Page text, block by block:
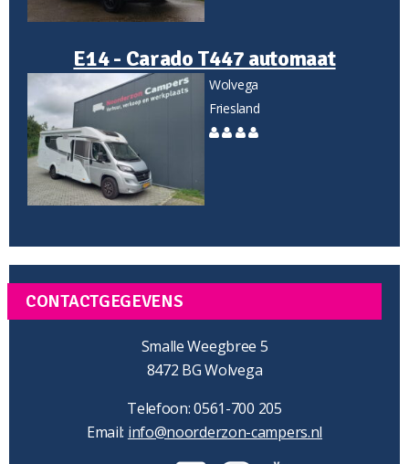
E14 - Carado T447 automaat
Wolvega
Friesland
CONTACTGEGEVENS
Smalle Weegbree 5
8472 BG Wolvega
Telefoon: 0561-700 205
Email: info@noorderzon-campers.nl